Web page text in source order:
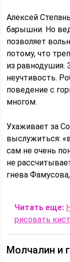
Алексей
барышни. Но
позволяет
потому, что
из равнодушия.
неучтивость.
поведение с
многом.
Ухаживает за
выслужиться:
сам не очень
не
гнева
Читать еще:
рисовать
Молчалин и